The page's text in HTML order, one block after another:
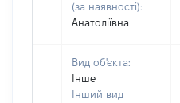
(за наявності):
Анатоліївна
Вид об'єкта:
Інше
Інший вид